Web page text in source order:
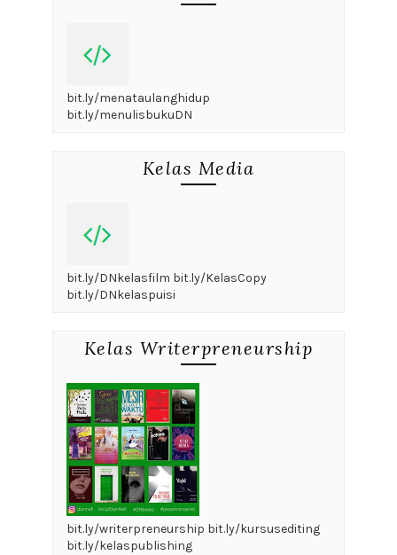
bit.ly/menataulanghidup
bit.ly/menulisbukuDN
Kelas Media
bit.ly/DNkelasfilm bit.ly/KelasCopy
bit.ly/DNkelaspuisi
Kelas Writerpreneurship
bit.ly/writerpreneurship bit.ly/kursusediting
bit.ly/kelaspublishing